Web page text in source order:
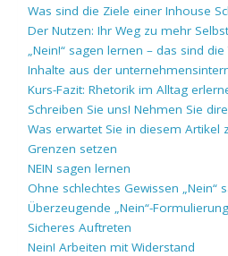
Was sind die Ziele einer Inhouse
Der Nutzen: Ihr Weg zu mehr
„Nein!“ sagen lernen – das sind
Inhalte aus der
Kurs-Fazit: Rhetorik im Alltag
Schreiben Sie uns! Nehmen Sie
Was erwartet Sie in diesem Artikel
Grenzen setzen
NEIN sagen lernen
Ohne schlechtes Gewissen „Nein“
Überzeugende „Nein“-
Sicheres Auftreten
Nein! Arbeiten mit Widerstand